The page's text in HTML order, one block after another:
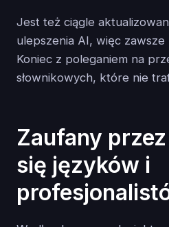
Jest też ciągle
ulepszenia AI, więc
Koniec z poleganiem na
słownikowych, które nie
Zaufany
się języków i